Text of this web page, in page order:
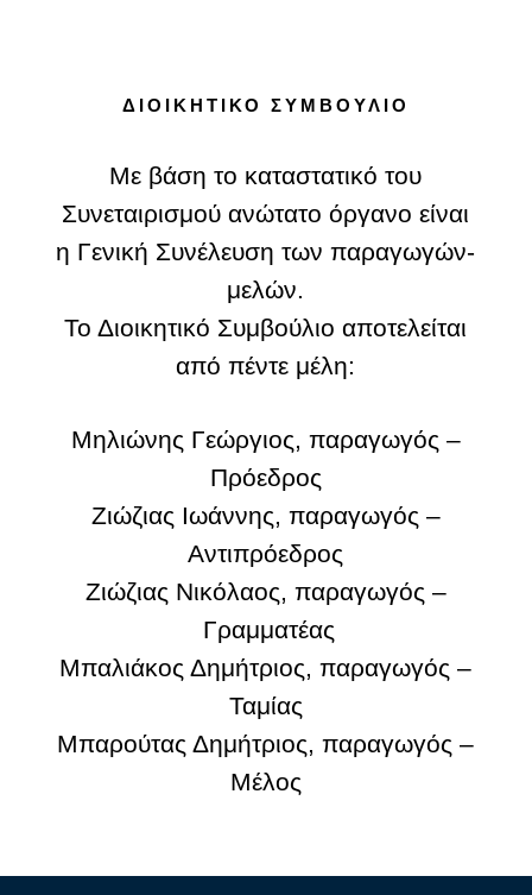
ΔΙΟΙΚΗΤΙΚΌ ΣΥΜΒΟΎΛΙΟ
Με βάση το καταστατικό του
Συνεταιρισμού ανώτατο όργανο είναι
η Γενική Συνέλευση των παραγωγών-
μελών.
Το Διοικητικό Συμβούλιο αποτελείται
από πέντε μέλη:
Μηλιώνης Γεώργιος, παραγωγός –
Πρόεδρος
Ζιώζιας Ιωάννης, παραγωγός –
Αντιπρόεδρος
Ζιώζιας Νικόλαος, παραγωγός –
Γραμματέας
Μπαλιάκος Δημήτριος, παραγωγός –
Ταμίας
Μπαρούτας Δημήτριος, παραγωγός –
Μέλος